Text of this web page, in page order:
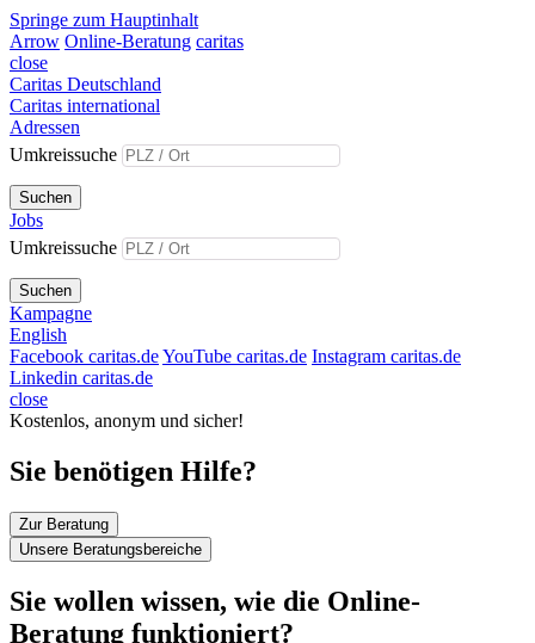
Springe zum Hauptinhalt
Arrow Online-Beratung caritas
close
Caritas Deutschland
Caritas international
Adressen
Umkreissuche
Suchen
Jobs
Umkreissuche
Suchen
Kampagne
English
Facebook caritas.deYouTube caritas.de Instagram caritas.de
Linkedin caritas.de
close
Kostenlos, anonym und sicher!
Sie benötigen Hilfe?
Zur Beratung
Unsere Beratungsbereiche
Sie wollen wissen, wie die Online-
Beratung funktioniert?